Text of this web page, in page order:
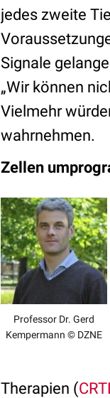
jedes zweite
Signale
„Wir können
Vielmehr
wahrnehmen.
Zellen
Professor Dr. Gerd
Kempermann © DZNE
Therapien (